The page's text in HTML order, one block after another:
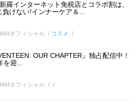
羅インターネット免税店とコラボ割は、
負けない!インナーケア＆...
オフィシャル コスメ
OUR CHAPTER』独占配信中！
を迎...
オフィシャル